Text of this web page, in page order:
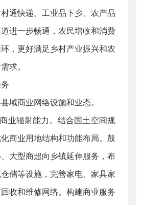
通快递。工业品下乡、农产品
进一步畅通，农民增收和消费
，更好满足乡村产业振兴和农
求。
商业网络设施和业态。
辐射能力。结合国土空间规
商业用地结构和功能布局。鼓
大型商超向乡镇延伸服务，布
储等设施，完善家电、家具家
收和维修网络。构建商业服务